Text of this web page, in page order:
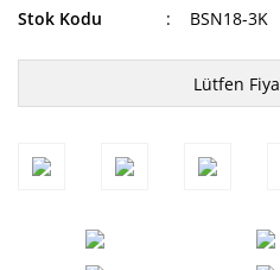
Stok Kodu
BSN18-3K
Lütfen